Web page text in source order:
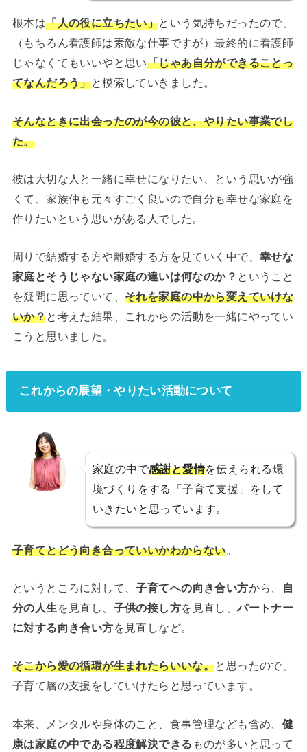
根本は「人の役に立ちたい」という気持ちだったので、
（もちろん看護師は素敵な仕事ですが）最終的に看護師
じゃなくてもいいやと思い「じゃあ自分ができることっ
てなんだろう」と模索していきました。
そんなときに出会ったのが今の彼と、やりたい事業でし
た。
彼は大切な人と一緒に幸せになりたい、という思いが強
くて、家族仲も元々すごく良いので自分も幸せな家庭を
作りたいという思いがある人でした。
周りで結婚する方や離婚する方を見ていく中で、 幸せな
家庭とそうじゃない家庭の違いは何なのか？ ということ
を疑問に思っていて、それを家庭の中から変えていけな
いか？と考えた結果、これからの活動を一緒にやってい
こうと思いました。
これからの展望・やりたい活動について
家庭の中で感謝と愛情を伝えられる環
境づくりをする「子育て支援」をして
いきたいと思っています。
子育てとどう向き合っていいかわからない。
というところに対して、子育てへの向き合い方から、
自
分の人生 を見直し、 子供の接し方を見直し、パートナー
に対する向き合い方を見直しなど。
そこから愛の循環が生まれたらいいな。と思ったので、
子育て層の支援をしていけたらと思っています。
本来、メンタルや身体のこと、食事管理なども含め、 健
康は家庭の中である程度解決できる ものが多いと思って